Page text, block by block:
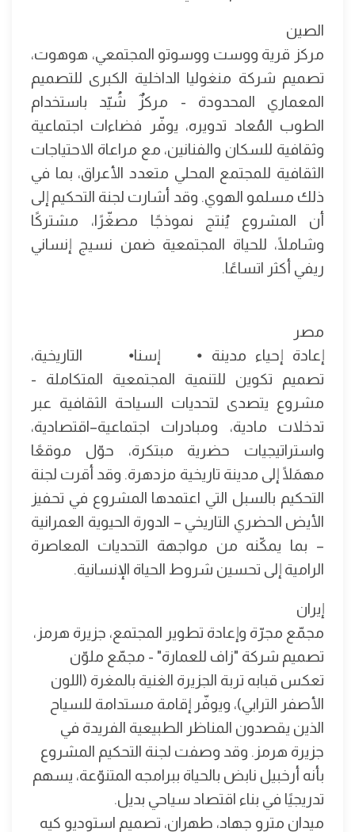
الصين
مركز قرية ووست ووسوتو المجتمعي، هوهوت،
تصميم شركة منغوليا الداخلية الكبرى للتصميم
المعماري المحدودة - مركزٌ شُيّد باستخدام
الطوب المُعاد تدويره، يوفّر فضاءات اجتماعية
وثقافية للسكان والفنانين، مع مراعاة الاحتياجات
الثقافية للمجتمع المحلي متعدد الأعراق، بما في
ذلك مسلمو الهوي. وقد أشارت لجنة التحكيم إلى
أن المشروع يُنتج نموذجًا مصغّرًا، مشتركًا
وشاملًا، للحياة المجتمعية ضمن نسيج إنساني
ريفي أكثر اتساعًا.
مصر
إعادة إحياء مدينة ⦁ إسنا⦁ التاريخية،
تصميم تكوين للتنمية المجتمعية المتكاملة -
مشروع يتصدى لتحديات السياحة الثقافية عبر
تدخلات مادية، ومبادرات اجتماعية–اقتصادية،
واستراتيجيات حضرية مبتكرة، حوّل موقعًا
مهمَلًا إلى مدينة تاريخية مزدهرة. وقد أقرت لجنة
التحكيم بالسبل التي اعتمدها المشروع في تحفيز
الأيض الحضري التاريخي – الدورة الحيوية العمرانية
– بما يمكّنه من مواجهة التحديات المعاصرة
الرامية إلى تحسين شروط الحياة الإنسانية.
إيران
مجمّع مجرّة وإعادة تطوير المجتمع، جزيرة هرمز،
تصميم شركة "زاف للعمارة" - مجمّع ملوّن
تعكس قبابه تربة الجزيرة الغنية بالمغرة (اللون
الأصفر الترابي)، ويوفّر إقامة مستدامة للسياح
الذين يقصدون المناظر الطبيعية الفريدة في
جزيرة هرمز. وقد وصفت لجنة التحكيم المشروع
بأنه أرخبيل نابض بالحياة ببرامجه المتنوّعة، يسهم
تدريجيًا في بناء اقتصاد سياحي بديل.
ميدان مترو جهاد، طهران، تصميم استوديو كيه